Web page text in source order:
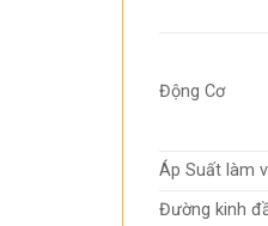
Động Cơ
Áp Suất làm
Đường kinh